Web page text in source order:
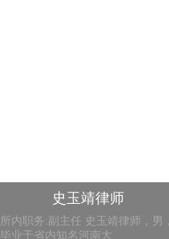
史玉靖律师
所内职务:副主任 史玉靖律师，男，
毕业于省内知名河南大